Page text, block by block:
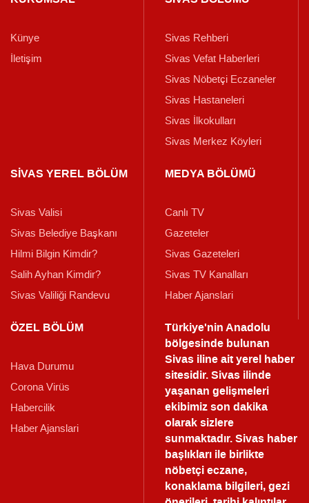
Künye
İletişim
Sivas Rehberi
Sivas Vefat Haberleri
Sivas Nöbetçi Eczaneler
Sivas Hastaneleri
Sivas İlkokulları
Sivas Merkez Köyleri
SİVAS YEREL BÖLÜM
Sivas Valisi
Sivas Belediye Başkanı
Hilmi Bilgin Kimdir?
Salih Ayhan Kimdir?
Sivas Valiliği Randevu
MEDYA BÖLÜMÜ
Canlı TV
Gazeteler
Sivas Gazeteleri
Sivas TV Kanalları
Haber Ajanslari
ÖZEL BÖLÜM
Hava Durumu
Corona Virüs
Habercilik
Haber Ajanslari
Türkiye'nin Anadolu
bölgesinde bulunan
Sivas iline ait yerel haber
sitesidir. Sivas ilinde
yaşanan gelişmeleri
ekibimiz son dakika
olarak sizlere
sunmaktadır.Sivas haber
başlıkları ile birlikte
nöbetçi eczane,
konaklama bilgileri, gezi